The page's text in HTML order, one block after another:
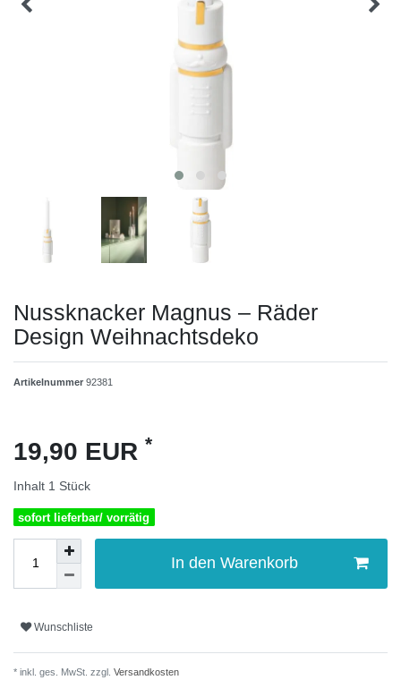
Nussknacker Magnus – Räder
Design Weihnachtsdeko
Artikelnummer 92381
19,90 EUR *
Inhalt 1 Stück
sofort lieferbar/ vorrätig
In den Warenkorb
Wunschliste
* inkl. ges. MwSt. zzgl. Versandkosten